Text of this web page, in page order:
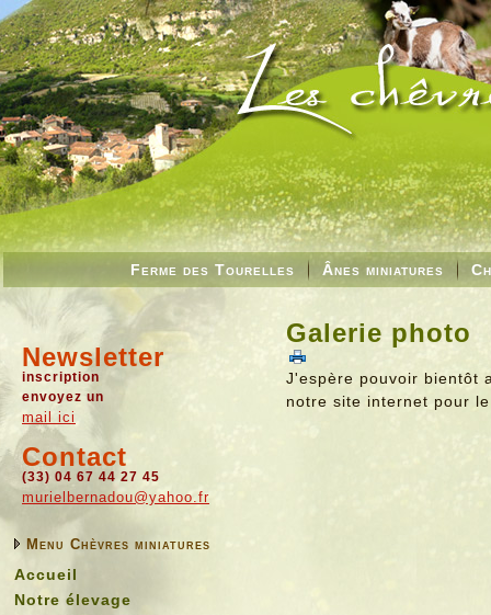
Ferme des Tourelles Ânes miniatures
Newsletter
inscription
envoyez un
mail ici
Contact
(33) 04 67 44 27 45
murielbernadou@yahoo.fr
Menu Chèvres miniatures
Accueil
Notre élevage
Galerie photo
J'espère pouvoir bientôt
notre site internet pour